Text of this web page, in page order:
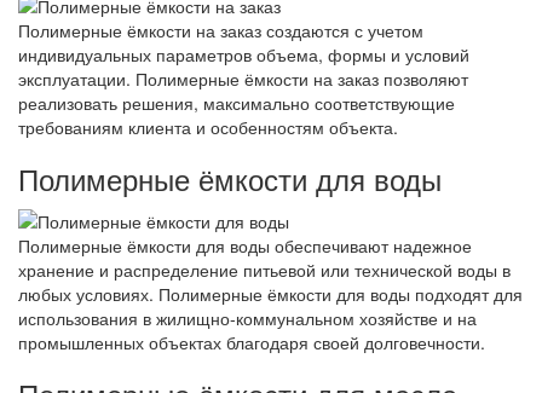
Полимерные ёмкости на заказ создаются с учетом
индивидуальных параметров объема, формы и условий
эксплуатации. Полимерные ёмкости на заказ позволяют
реализовать решения, максимально соответствующие
требованиям клиента и особенностям объекта.
Полимерные ёмкости для воды
Полимерные ёмкости для воды обеспечивают надежное
хранение и распределение питьевой или технической воды в
любых условиях. Полимерные ёмкости для воды подходят для
использования в жилищно-коммунальном хозяйстве и на
промышленных объектах благодаря своей долговечности.